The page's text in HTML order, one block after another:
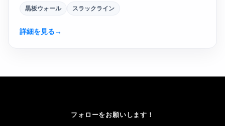
黒板ウォール スラックライン
詳細を見る→
フォローをお願いします！